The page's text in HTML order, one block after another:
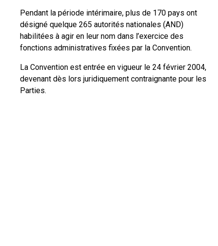
Pendant la période intérimaire, plus de 170 pays ont
désigné quelque 265 autorités nationales (AND)
habilitées à agir en leur nom dans l’exercice des
fonctions administratives fixées par la Convention.
La Convention est entrée en vigueur le 24 février 2004,
devenant dès lors juridiquement contraignante pour les
Parties.